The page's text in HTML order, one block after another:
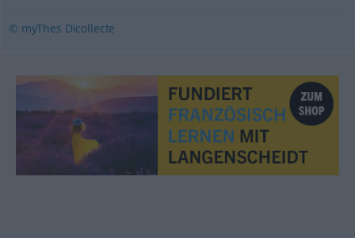
© myThes Dicollecte